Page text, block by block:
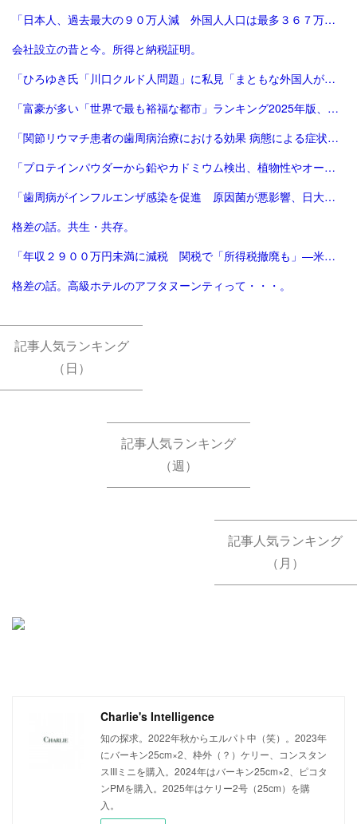
「日本人、過去最大の９０万人減 外国人人口は最多３６７万人―総務省：時事ドットコム」
会社設立の昔と今。所得と納税証明。
「ひろゆき氏「川口クルド人問題」に私見「まともな外国人が損するので不法就労には厳しくすべき」 - 芸能 : 日刊スポーツ」
「富豪が多い「世界で最も裕福な都市」ランキング2025年版、東京が2年連続3位 | Forbes JAPAN 公式サイト（フォーブス ジャパン）」
「関節リウマチ患者の歯周病治療における効果 病態による症状改善の差異と早期治療の重要性を発表 | サンスター株式会社のプレスリリース」
「プロテインパウダーから鉛やカドミウム検出、植物性やオーガニック製品は数倍の含有量 - CNN.co.jp」
「歯周病がインフルエンザ感染を促進 原因菌が悪影響、日大チーム確認：朝日新聞」
格差の話。共生・共存。
「年収２９００万円未満に減税 関税で「所得税撤廃も」―米大統領：時事ドットコム」
格差の話。高級ホテルのアフタヌーンティって・・・。
記事人気ランキング
（日）
記事人気ランキング
（週）
記事人気ランキング
（月）
Charlie's Intelligence
知の探求。2022年秋からエルパト中（笑）。2023年
にバーキン25cm×2、枠外（？）ケリー、コンスタン
スIIIミニを購入。2024年はバーキン25cm×2、ピコタ
ンPMを購入。2025年はケリー2号（25cm）を購
入。